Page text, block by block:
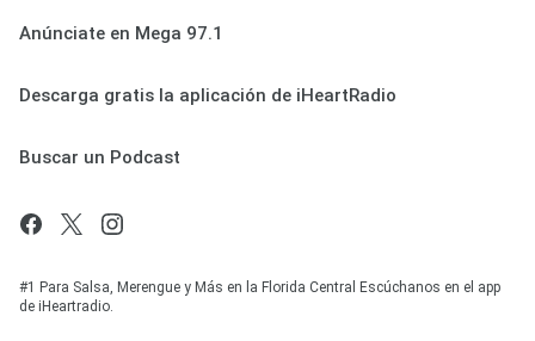
Anúnciate en Mega 97.1
Descarga gratis la aplicación de iHeartRadio
Buscar un Podcast
#1 Para Salsa, Merengue y Más en la Florida Central Escúchanos en el app
de iHeartradio.